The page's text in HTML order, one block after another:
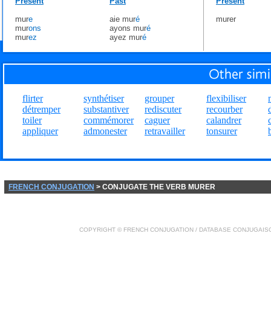
mure
murons
murez
aie muré
ayons muré
ayez muré
murer
flirter
détremper
toiler
appliquer
synthétiser
substantiver
commémorer
admonester
grouper
rediscuter
caguer
retravailler
flexibiliser
recourber
calandrer
tonsurer
FRENCH CONJUGATION > CONJUGATE THE VERB MURER
COPYRIGHT © FRENCH CONJUGATION / DATABASE